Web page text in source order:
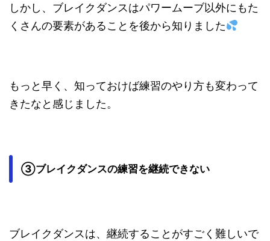
しかし、ブレイクダンスはパワームーブ以外にもた
くさんの要素があることを後から知りました
もっと早く、知っておけば練習のやり方も変わって
きたなと感じました。
③ブレイクダンスの練習を継続できない
ブレイクダンスは、継続することがすごく難しいで